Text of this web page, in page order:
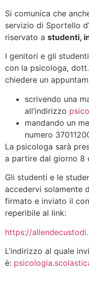
Si comunica che
servizio di Sportello
riservato a studenti,
I genitori e gli
con la psicologa,
chiedere un
scrivendo una
all’indirizzo
mandando un
numero
La psicologa sarà
a partire dal giorno 8
Gli studenti e le
accedervi solamente
firmato e inviato il
reperibile al link:
https://
L’indirizzo al quale
è: